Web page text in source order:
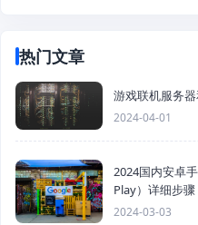
热门文章
游戏联机服务
2024-04-01
2024国内安卓
Play）详细步骤
2024-03-03